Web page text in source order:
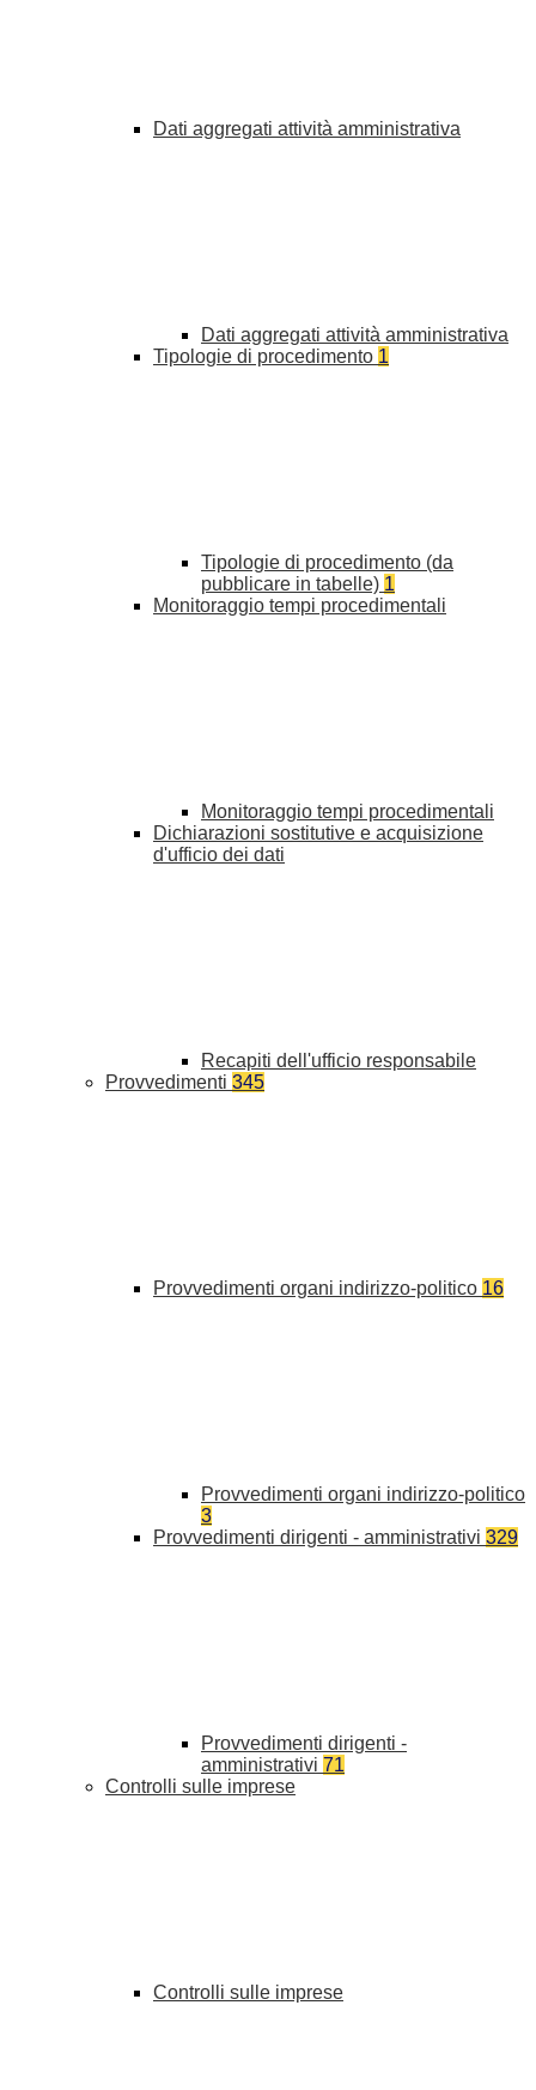
Dati aggregati attività amministrativa
Dati aggregati attività amministrativa
Tipologie di procedimento 1
Tipologie di procedimento (da
pubblicare in tabelle) 1
Monitoraggio tempi procedimentali
Monitoraggio tempi procedimentali
Dichiarazioni sostitutive e acquisizione
d'ufficio dei dati
Recapiti dell'ufficio responsabile
Provvedimenti 345
Provvedimenti organi indirizzo-politico 16
Provvedimenti organi indirizzo-politico
3
Provvedimenti dirigenti - amministrativi 329
Provvedimenti dirigenti -
amministrativi 71
Controlli sulle imprese
Controlli sulle imprese